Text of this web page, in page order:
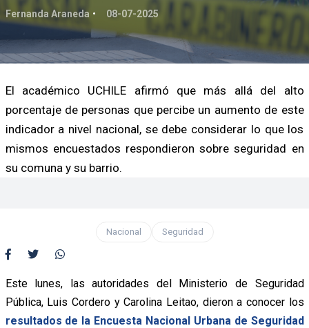
Fernanda Araneda 08-07-2025
El académico UCHILE afirmó que más allá del alto
porcentaje de personas que percibe un aumento de este
indicador a nivel nacional, se debe considerar lo que los
mismos encuestados respondieron sobre seguridad en
su comuna y su barrio.
Nacional Seguridad
Este lunes, las autoridades del Ministerio de Seguridad
Pública, Luis Cordero y Carolina Leitao, dieron a conocer los
resultados de la Encuesta Nacional Urbana de Seguridad